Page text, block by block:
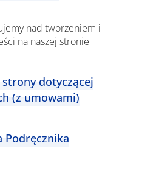
nad tworzeniem i
na naszej stronie
dotyczącej
(z umowami)
Podręcznika